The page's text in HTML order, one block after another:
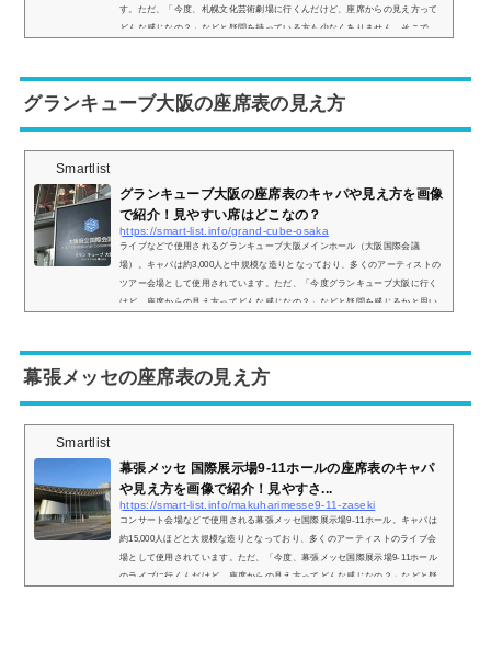
す。ただ、「今度、札幌文化芸術劇場に行くんだけど、座席からの見え方って
どんな感じなの？」などと疑問を持っている方も少なくありません。そこで、
座席表とキャパは？札幌文化芸術劇場の座席表の画像は以下の通りです。座席
は 1階...
グランキューブ大阪の座席表の見え方
Smartlist
グランキューブ大阪の座席表のキャパや見え方を画像
で紹介！見やすい席はどこなの？
https://smart-list.info/grand-cube-osaka
ライブなどで使用されるグランキューブ大阪メインホール（大阪国際会議
場）。キャパは約3,000人と中規模な造りとなっており、多くのアーティストの
ツアー会場として使用されています。ただ、「今度グランキューブ大阪に行く
けど、座席からの見え方ってどんな感じなの？」などと疑問を感じるかと思い
グランキューブ大阪の座席表の画像は以下の通りです。会場の造りは 1階席 2階
席の2...
幕張メッセの座席表の見え方
Smartlist
幕張メッセ 国際展示場9-11ホールの座席表のキャパ
や見え方を画像で紹介！見やすさ...
https://smart-list.info/makuharimesse9-11-zaseki
コンサート会場などで使用される幕張メッセ国際展示場9-11ホール。キャパは
約15,000人ほどと大規模な造りとなっており、多くのアーティストのライブ会
場として使用されています。ただ、「今度、幕張メッセ国際展示場9-11ホール
のライブに行くんだけど、座席からの見え方ってどんな感じなの？」などと疑